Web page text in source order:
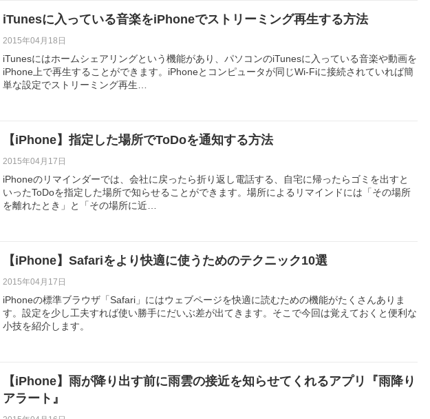
iTunesに入っている音楽をiPhoneでストリーミング再生する方法
2015年04月18日
iTunesにはホームシェアリングという機能があり、パソコンのiTunesに入っている音楽や動画を
iPhone上で再生することができます。iPhoneとコンピュータが同じWi-Fiに接続されていれば簡
単な設定でストリーミング再生…
【iPhone】指定した場所でToDoを通知する方法
2015年04月17日
iPhoneのリマインダーでは、会社に戻ったら折り返し電話する、自宅に帰ったらゴミを出すと
いったToDoを指定した場所で知らせることができます。場所によるリマインドには「その場所
を離れたとき」と「その場所に近…
【iPhone】Safariをより快適に使うためのテクニック10選
2015年04月17日
iPhoneの標準ブラウザ「Safari」にはウェブページを快適に読むための機能がたくさんありま
す。設定を少し工夫すれば使い勝手にだいぶ差が出てきます。そこで今回は覚えておくと便利な
小技を紹介します。
【iPhone】雨が降り出す前に雨雲の接近を知らせてくれるアプリ『雨降り
アラート』